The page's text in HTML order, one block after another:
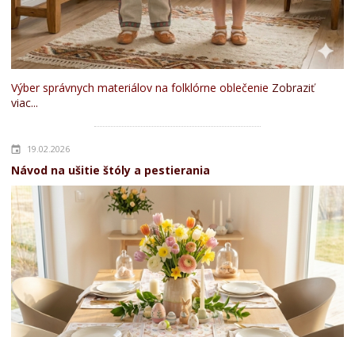
Výber správnych materiálov na folklórne oblečenie Zobraziť
viac...
19.02.2026
Návod na ušitie štóly a pestierania